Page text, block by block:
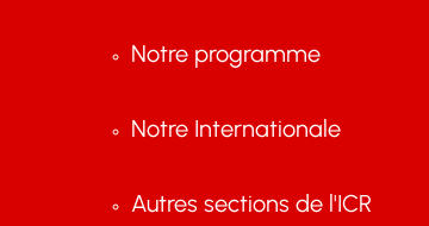
Notre programme
Notre Internationale
Autres sections de l'ICR